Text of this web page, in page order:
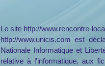
Le site http://www.rencontre-locale-draguignan.fr est déclaré sous le numéro 1572975 - le site
http://www.unicis.com est
Nationale Informatique et
relative à l'informatique, aux